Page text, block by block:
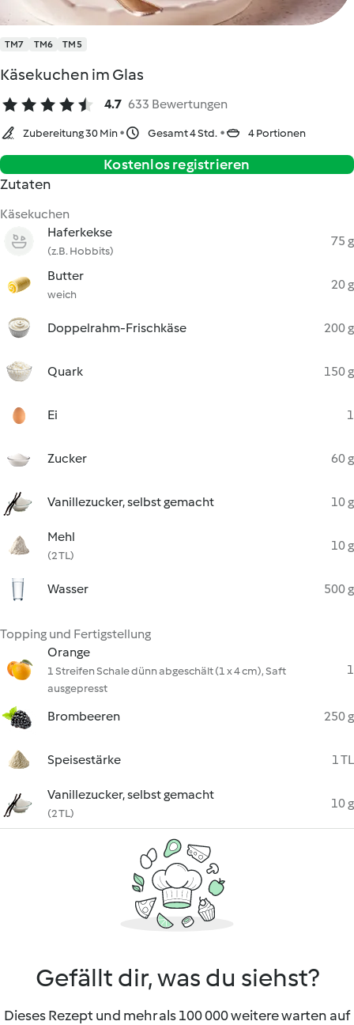
TM7 TM6 TM5
Käsekuchen im Glas
4.7 633 Bewertungen
Zubereitung 30 Min Gesamt 4 Std. 4 Portionen
Kostenlos registrieren
Zutaten
Käsekuchen
Haferkekse
(z.B. Hobbits)
75 g
Butter
weich
20 g
Doppelrahm-Frischkäse 200 g
Quark 150 g
Ei 1
Zucker 60 g
Vanillezucker, selbst gemacht 10 g
Mehl
(2 TL)
10 g
Wasser 500 g
Topping und Fertigstellung
Orange
1 Streifen Schale dünn abgeschält (1 x 4 cm), Saft
ausgepresst
1
Brombeeren 250 g
Speisestärke 1 TL
Vanillezucker, selbst gemacht
(2 TL)
10 g
Gefällt dir, was du siehst?
Dieses Rezept und mehr als 100 000 weitere warten auf